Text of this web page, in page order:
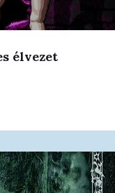
élvezet